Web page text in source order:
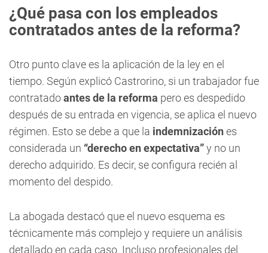
¿Qué pasa con los empleados
contratados antes de la reforma?
Otro punto clave es la aplicación de la ley en el
tiempo. Según explicó Castrorino, si un trabajador fue
contratadoantes de la reforma pero es despedido
después de su entrada en vigencia, se aplica el nuevo
régimen. Esto se debe a que la indemnización es
considerada un “derecho en expectativa”y no un
derecho adquirido. Es decir, se configura recién al
momento del despido.
La abogada destacó que el nuevo esquema es
técnicamente más complejo y requiere un análisis
detallado en cada caso. Incluso profesionales del